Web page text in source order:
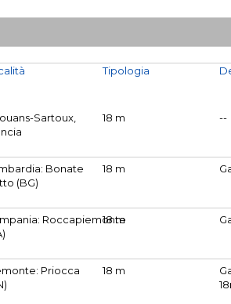
Sartoux,
Tipologia
18 m --
Bonate
(BG)
18 m
Roccapiemonte
18 m
Priocca
18 m